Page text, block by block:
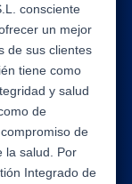
consciente
un mejor
de sus clientes
tiene como
y salud
de
de
la salud. Por
Integrado de